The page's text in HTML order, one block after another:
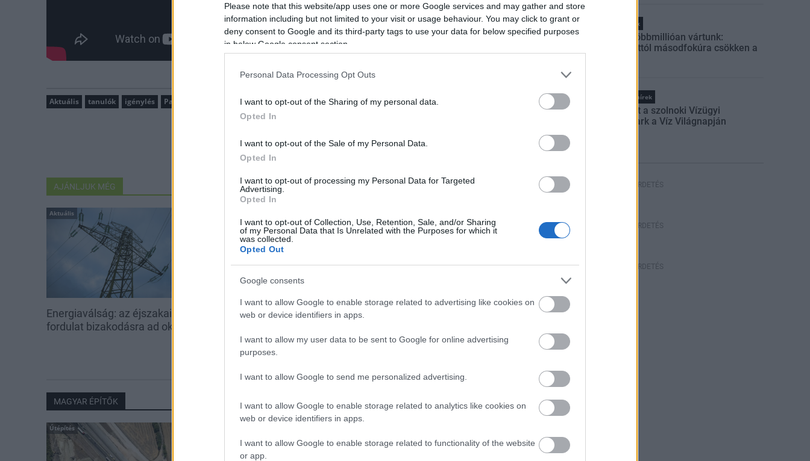
Please note that this website/app uses one or more Google services and may gather and store
information including but not limited to your visit or usage behaviour. You may click to grant or
deny consent to Google and its third-party tags to use your data for below specified purposes
in below Google consent section.
Personal Data Processing Opt Outs
I want to opt-out of the Sharing of my personal data.
Opted In
I want to opt-out of the Sale of my Personal Data.
Opted In
I want to opt-out of processing my Personal Data for Targeted
Advertising.
Opted In
I want to opt-out of Collection, Use, Retention, Sale, and/or Sharing
of my Personal Data that Is Unrelated with the Purposes for which it
was collected.
Opted Out
Google consents
I want to allow Google to enable storage related to advertising like cookies on
web or device identifiers in apps.
I want to allow my user data to be sent to Google for online advertising
purposes.
I want to allow Google to send me personalized advertising.
I want to allow Google to enable storage related to analytics like cookies on
web or device identifiers in apps.
I want to allow Google to enable storage related to functionality of the website
or app.
Aktuális tanulók igénylés Paks esélyegyenlőségi támogatás
AJÁNLJUK MÉG
Aktuális
Energiaválság: az éjszakai
fordulat bizakodásra ad okot
Paks: hétfőn és talán még
utolsó turbina
Az atomerőmű egyetlen
Duna vizét némileg felmelegíti
MAGYAR ÉPÍTŐK
Útépítés
csomópont épül Angyalföldön
Helyi hírek
Amire többmillióan vártunk:
szombattól másodfokúra csökken a
Országos hírek
Megnyílt a szolnoki Vízügyi
Emlékpark a Víz Világnapján
HIRDETÉS
HIRDETÉS
HIRDETÉS